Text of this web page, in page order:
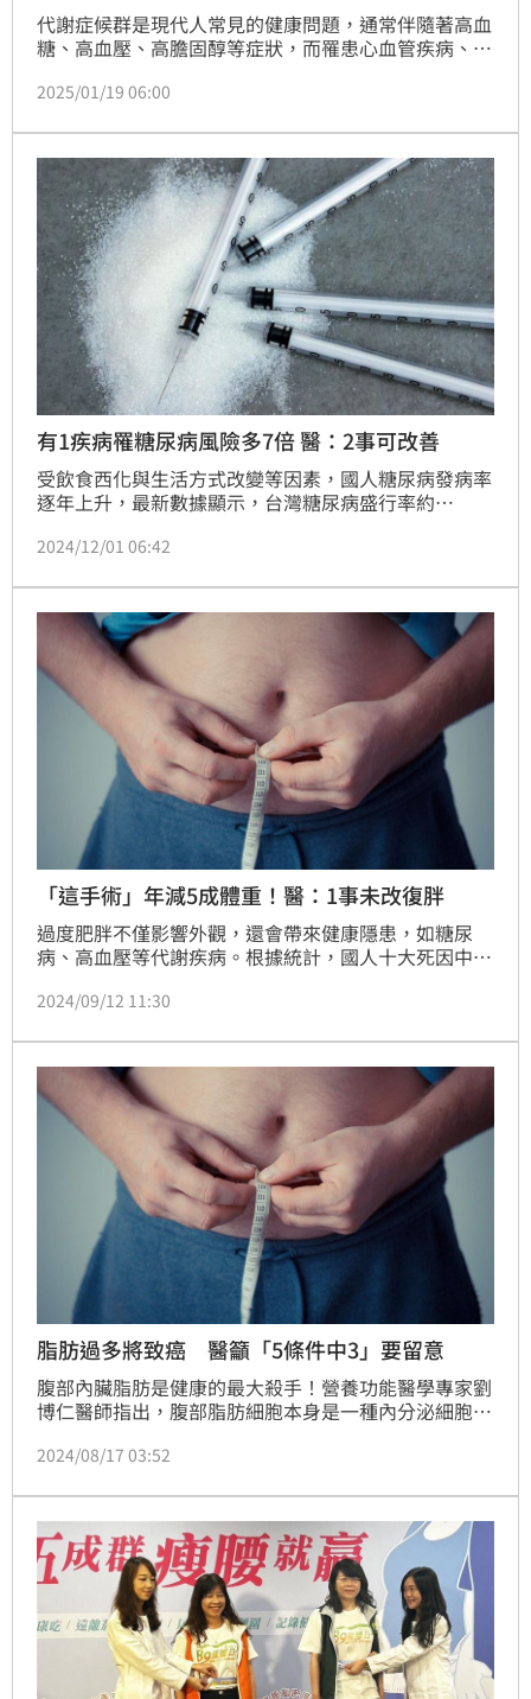
代謝症候群是現代人常見的健康問題，通常伴隨著高血
糖、高血壓、高膽固醇等症狀，而罹患心血管疾病、糖
也可治療，若不及時處理，心臟病和中風的風險高達2
2025/01/19 06:00
有1疾病罹糖尿病風險多7倍 醫：2事可改善
受飲食西化與生活方式改變等因素，國人糖尿病發病率
逐年上升，最新數據顯示，台灣糖尿病盛行率約
人健康構成威脅。值得注意的是，若有代謝症候群者會
尿病的風險是正常人的6.9倍、罹患心血管疾病的風險
為2.5倍外，還會增加癌症、睡眠呼吸中止症等風險，
不可不慎。（記者：簡浩正）
2024/12/01 06:42
「這手術」年減5成體重！醫：1事未改復胖
過度肥胖不僅影響外觀，還會帶來健康隱患，如糖尿
病、高血壓等代謝疾病。根據統計，國人十大死因中有
壓和血脂，還有助於提升整體健康，甚至降低癌症風
理，對於肥胖併發症的患者，「胃袖狀切除手術」成主
流選擇之一，患者1年內有機會減重50%以上。
2024/09/12 11:30
脂肪過多將致癌 醫籲「5條件中3」要留意
腹部內臟脂肪是健康的最大殺手！營養功能醫學專家劉
博仁醫師指出，腹部脂肪細胞本身是一種內分泌細胞，
「放火」，造成衰老、慢性病、癌症等；他強調，腹部
項，包括腰圍過粗、三酸甘油酯偏高等等，就要特別注
意。
2024/08/17 03:52